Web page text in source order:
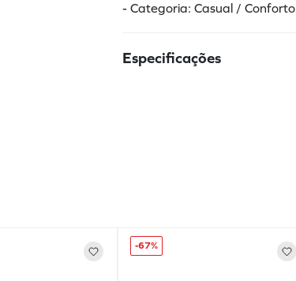
- Categoria: Casual / Conforto
Especificações
-67%